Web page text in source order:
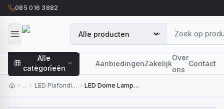
085 016 3882
Alle
categorieën
AanbiedingenZakelijk
Over
ons
Contact
… LED Plafondlampen
LED Dome Lamp, 18W, 300mm, CCT 3-in-1, Rond, Melkwitte Deksel